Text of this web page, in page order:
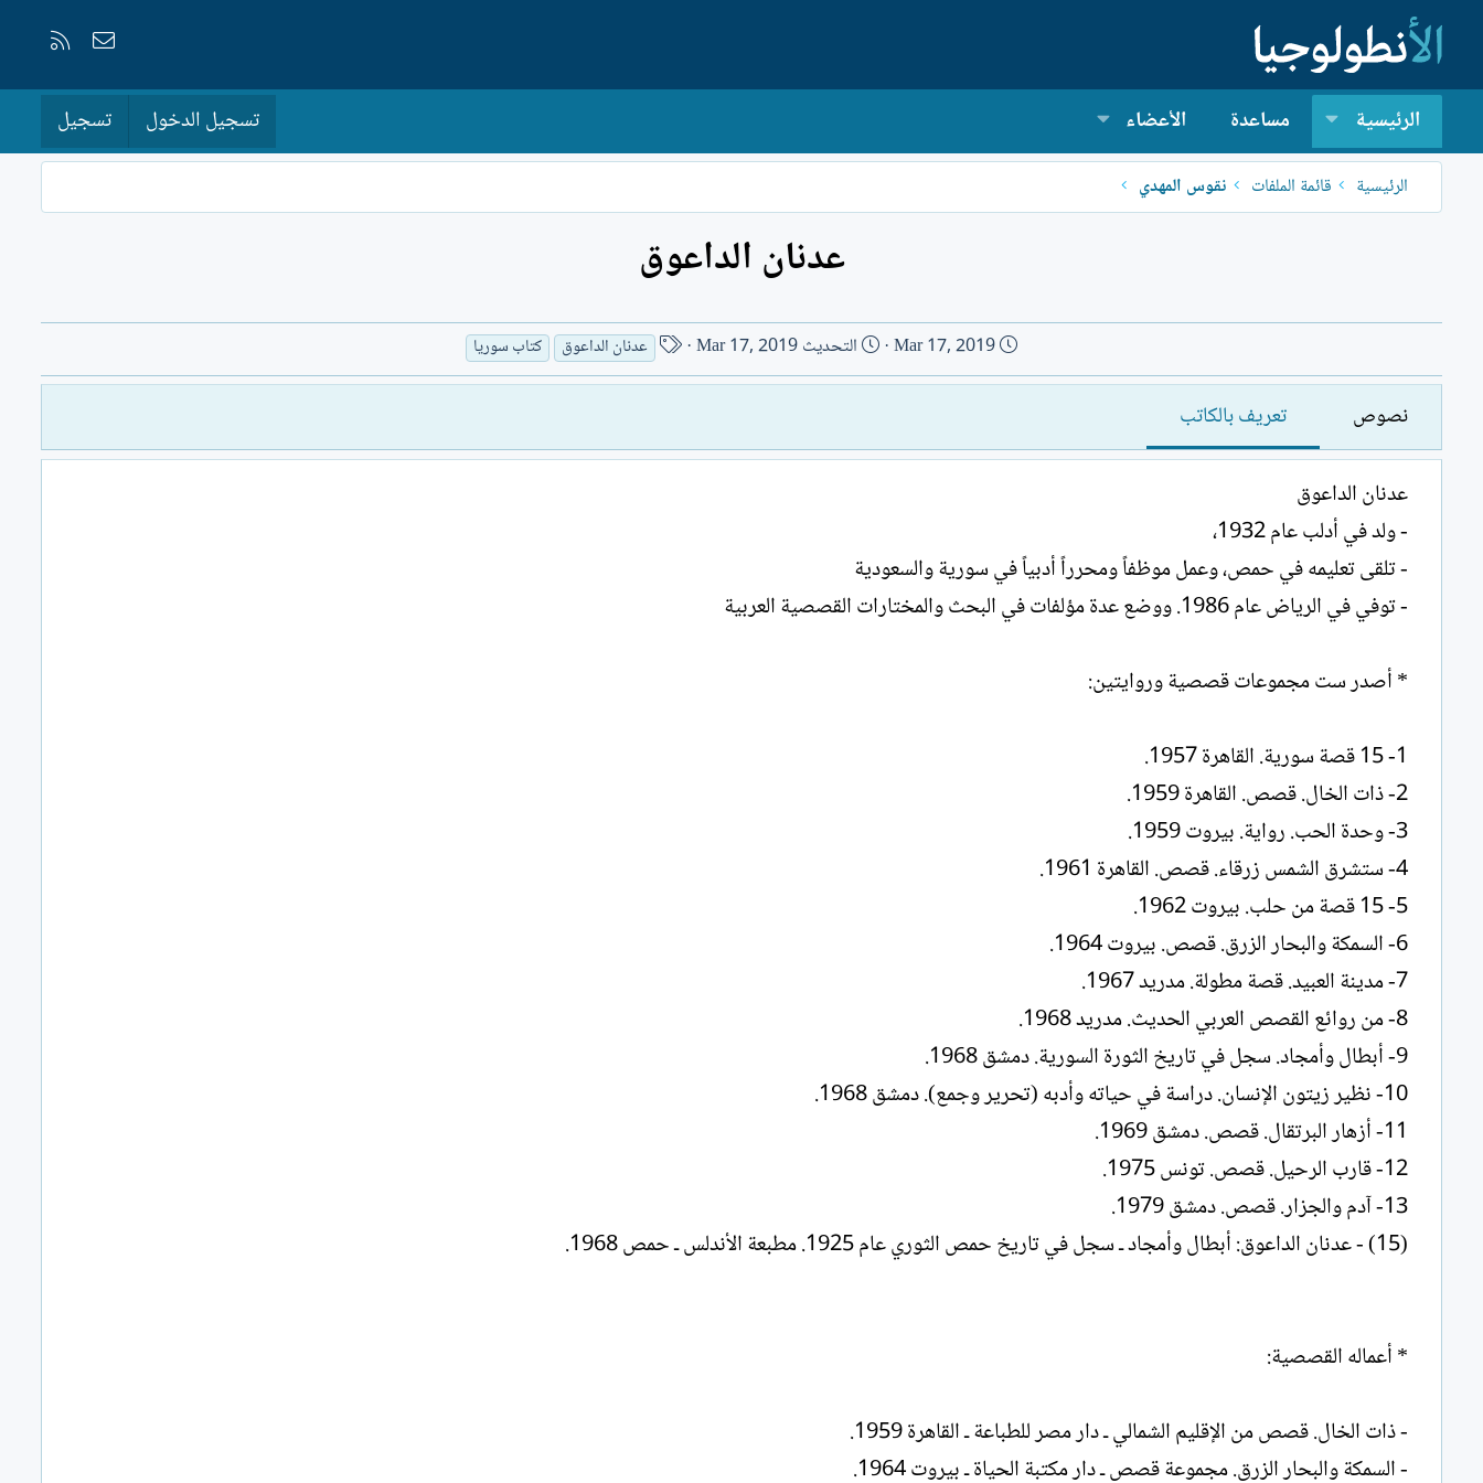
إتصل بنا
الرئيسية مساعدة الأعضاء تسجيل الدخول تسجيل
الرئيسية قائمة الملفات نقوس المهدي
عدنان الداعوق
ت
ا
خ
ش
ا
Mar 17, 2019 التحديثMar 17, 2019
ا
س
ل
عدنان الداعوق كتاب سوريا
نصوص تعريف بالكاتب
عدنان الداعوق
- ولد في أدلب عام 1932،
- تلقى تعليمه في حمص، وعمل موظفاً ومحرراً أدبياً في سورية والسعودية
- توفي في الرياض عام 1986. ووضع عدة مؤلفات في البحث والمختارات القصصية العربية
* أصدر ست مجموعات قصصية وروايتين:‏
1- 15 قصة سورية. القاهرة 1957.‏
2- ذات الخال. قصص. القاهرة 1959.‏
3- وحدة الحب. رواية. بيروت 1959.‏
4- ستشرق الشمس زرقاء. قصص. القاهرة 1961.‏
5- 15 قصة من حلب. بيروت 1962.‏
6- السمكة والبحار الزرق. قصص. بيروت 1964.‏
7- مدينة العبيد. قصة مطولة. مدريد 1967.‏
8- من روائع القصص العربي الحديث. مدريد 1968.‏
9- أبطال وأمجاد. سجل في تاريخ الثورة السورية. دمشق 1968.‏
10- نظير زيتون الإنسان. دراسة في حياته وأدبه (تحرير وجمع). دمشق 1968.‏
11- أزهار البرتقال. قصص. دمشق 1969.‏
12- قارب الرحيل. قصص. تونس 1975.‏
13- آدم والجزار. قصص. دمشق 1979.‏
(15) - عدنان الداعوق: أبطال وأمجاد ـ سجل في تاريخ حمص الثوري عام 1925. مطبعة الأندلس ـ حمص 1968.‏
* أعماله القصصية:‏
- ذات الخال. قصص من الإقليم الشمالي ـ دار مصر للطباعة ـ القاهرة 1959.‏
- السمكة والبحار الزرق. مجموعة قصص ـ دار مكتبة الحياة ـ بيروت 1964.‏